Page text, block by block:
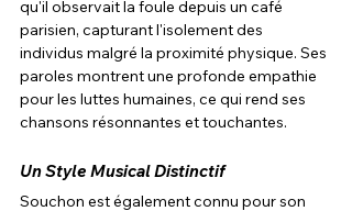
qu'il observait la foule depuis un café
parisien, capturant l'isolement des
individus malgré la proximité physique. Ses
paroles montrent une profonde empathie
pour les luttes humaines, ce qui rend ses
chansons résonnantes et touchantes.
Un Style Musical Distinctif
Souchon est également connu pour son